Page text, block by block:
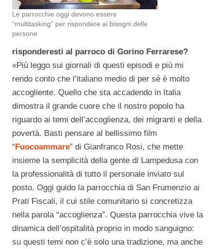
Le parrocchie oggi devono essere
“multitasking” per rispondere ai bisogni delle
persone
risponderesti al parroco di Gorino Ferrarese?
«Più leggo sui giornali di questi episodi e più mi
rendo conto che l’italiano medio di per sé è molto
accogliente. Quello che sta accadendo in Italia
dimostra il grande cuore che il nostro popolo ha
riguardo ai temi dell’accoglienza, dei migranti e della
povertà. Basti pensare al bellissimo film
“Fuocoammare” di Gianfranco Rosi, che mette
insieme la semplicità della gente di Lampedusa con
la professionalità di tutto il personale inviato sul
posto. Oggi guido la parrocchia di San Frumenzio ai
Prati Fiscali, il cui stile comunitario si concretizza
nella parola “accoglienza”. Questa parrocchia vive la
dinamica dell’ospitalità proprio in modo sanguigno:
su questi temi non c’è solo una tradizione, ma anche